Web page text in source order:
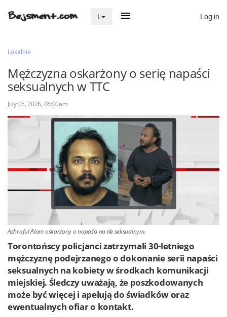
Na skróty
Zaloguj przez Clascal
Log in
Lokalnie
Mężczyzna oskarżony o serię napaści
seksualnych w TTC
July 05, 2026, 06:00am
Ashraful Alam oskarżony o napaści na tle seksualnym.
Torontońscy policjanci zatrzymali 30-letniego
mężczyznę podejrzanego o dokonanie serii napaści
seksualnych na kobiety w środkach komunikacji
miejskiej. Śledczy uważają, że poszkodowanych
może być więcej i apelują do świadków oraz
ewentualnych ofiar o kontakt.